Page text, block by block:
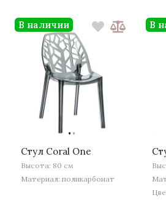
··
Стул Coral One
Высота: 80 см
Материал: поликарбонат
В наличии В